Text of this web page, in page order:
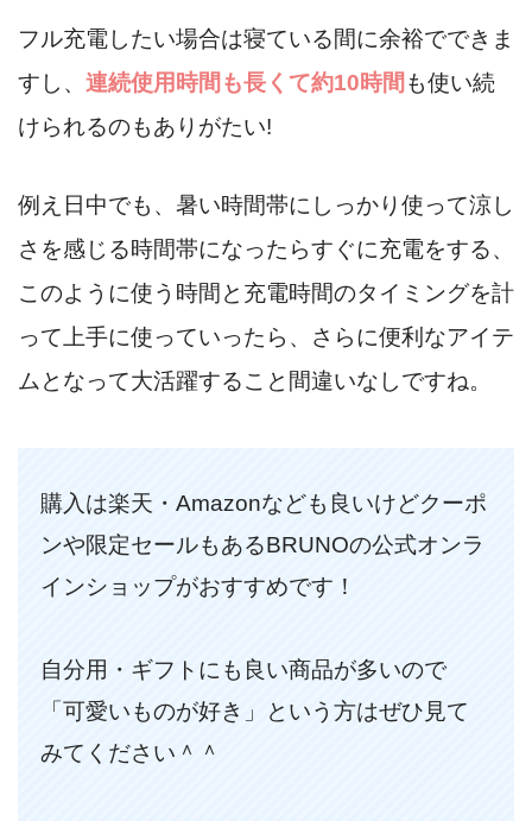
フル充電したい場合は寝ている間に余裕でできま
すし、 連続使用時間も長くて約10時間 も使い続
けられるのもありがたい!
例え日中でも、暑い時間帯にしっかり使って涼し
さを感じる時間帯になったらすぐに充電をする、
このように使う時間と充電時間のタイミングを計
って上手に使っていったら、さらに便利なアイテ
ムとなって大活躍すること間違いなしですね。
購入は楽天・Amazonなども良いけどクーポ
ンや限定セールもあるBRUNOの公式オンラ
インショップがおすすめです！
自分用・ギフトにも良い商品が多いので
「可愛いものが好き」という方はぜひ見て
みてください＾＾